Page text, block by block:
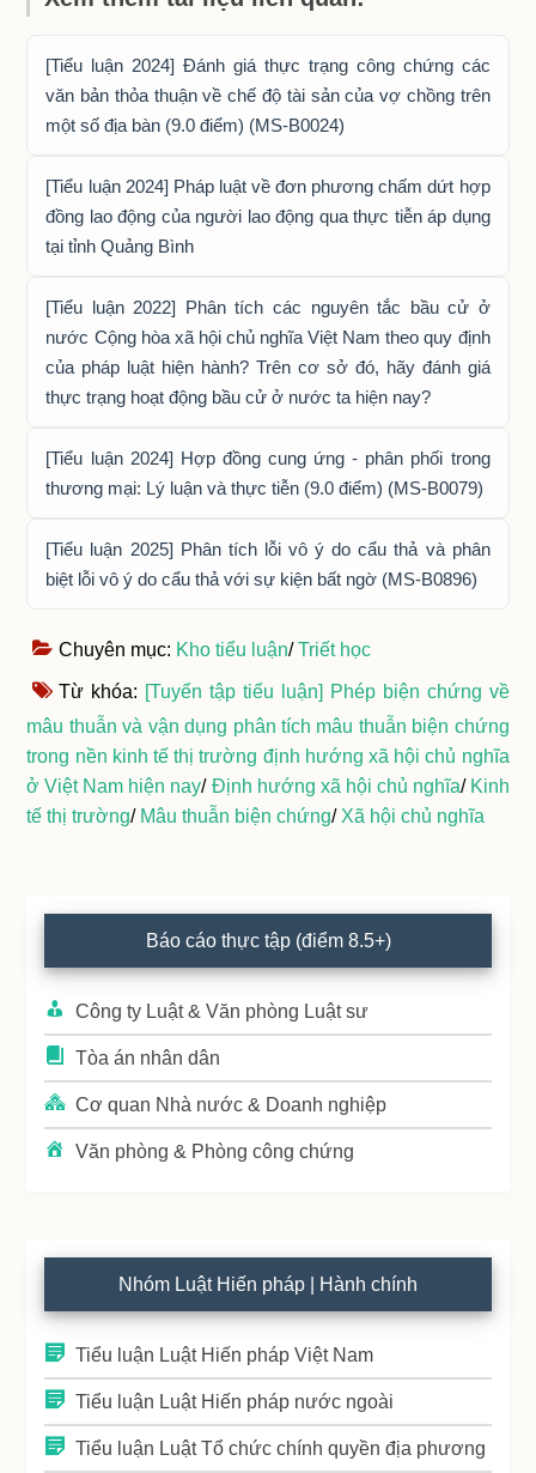
[Tiểu luận 2024] Đánh giá thực trạng công chứng các
văn bản thỏa thuận về chế độ tài sản của vợ chồng trên
một số địa bàn (9.0 điểm) (MS-B0024)
[Tiểu luận 2024] Pháp luật về đơn phương chấm dứt hợp
đồng lao động của người lao động qua thực tiễn áp dụng
tại tỉnh Quảng Bình
[Tiểu luận 2022] Phân tích các nguyên tắc bầu cử ở
nước Cộng hòa xã hội chủ nghĩa Việt Nam theo quy định
của pháp luật hiện hành? Trên cơ sở đó, hãy đánh giá
thực trạng hoạt động bầu cử ở nước ta hiện nay?
[Tiểu luận 2024] Hợp đồng cung ứng - phân phối trong
thương mại: Lý luận và thực tiễn (9.0 điểm) (MS-B0079)
[Tiểu luận 2025] Phân tích lỗi vô ý do cẩu thả và phân
biệt lỗi vô ý do cẩu thả với sự kiện bất ngờ (MS-B0896)
Chuyên mục: Kho tiểu luận/Triết học
Từ khóa: [Tuyển tập tiểu luận] Phép biện chứng về
mâu thuẫn và vận dụng phân tích mâu thuẫn biện chứng
trong nền kinh tế thị trường định hướng xã hội chủ nghĩa
ở Việt Nam hiện nay/ Định hướng xã hội chủ nghĩa/ Kinh
tế thị trường/ Mâu thuẫn biện chứng/ Xã hội chủ nghĩa
Primary
Sidebar
Báo cáo thực tập (điểm 8.5+)
Công ty Luật & Văn phòng Luật sư
Tòa án nhân dân
Cơ quan Nhà nước & Doanh nghiệp
Văn phòng & Phòng công chứng
Nhóm Luật Hiến pháp | Hành chính
Tiểu luận Luật Hiến pháp Việt Nam
Tiểu luận Luật Hiến pháp nước ngoài
Tiểu luận Luật Tổ chức chính quyền địa phương